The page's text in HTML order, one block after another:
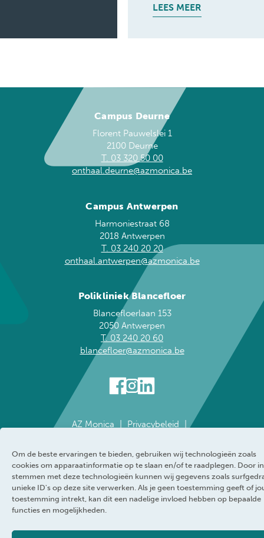
Om de beste ervaringen te bieden, gebruiken wij technologieën zoals
cookies om apparaatinformatie op te slaan en/of te raadplegen. Door
stemmen met deze technologieën kunnen wij gegevens zoals
unieke ID's op deze site verwerken. Als je geen toestemming geeft of
toestemming intrekt, kan dit een nadelige invloed hebben op bepaalde
functies en mogelijkheden.
LEES MEER
Campus Deurne
Florent Pauwelslei 1
2100 Deurne
T. 03 320 50 00
onthaal.deurne@azmonica.be
Campus Antwerpen
Harmoniestraat 68
2018 Antwerpen
T. 03 240 20 20
onthaal.antwerpen@azmonica.be
Polikliniek Blancefloer
Blancefloerlaan 153
2050 Antwerpen
T. 03 240 20 60
blancefloer@azmonica.be
AZ Monica
Privacybeleid
Klokkenluider
Toegankelijkheidsverklaring
WEBRAND